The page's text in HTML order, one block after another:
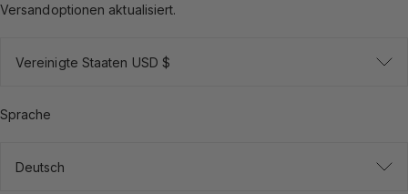
Versandoptionen aktualisiert.
Vereinigte Staaten USD $
Sprache
Deutsch